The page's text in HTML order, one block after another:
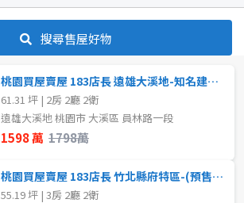
~ 坪
~ 坪
~ 樓
搜尋售屋好物
桃園買屋賣屋 183店長 遠雄大溪地-知名建案高規兩房車-高樓景觀戶
61.31 坪 | 2房 2廳 2衛
遠雄大溪地 桃園市 大溪區 員林路一段
1598 萬 1798萬
桃園買屋賣屋 183店長 竹北縣府特區-(預售屋)新業京御苑景觀3房
55.19 坪 | 3房 2廳 2衛